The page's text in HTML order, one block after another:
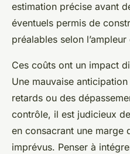
estimation précise avant
éventuels permis de
préalables selon
Ces coûts ont un impact
Une mauvaise
retards ou des
contrôle, il est judicieux
en consacrant une marge
imprévus. Penser à